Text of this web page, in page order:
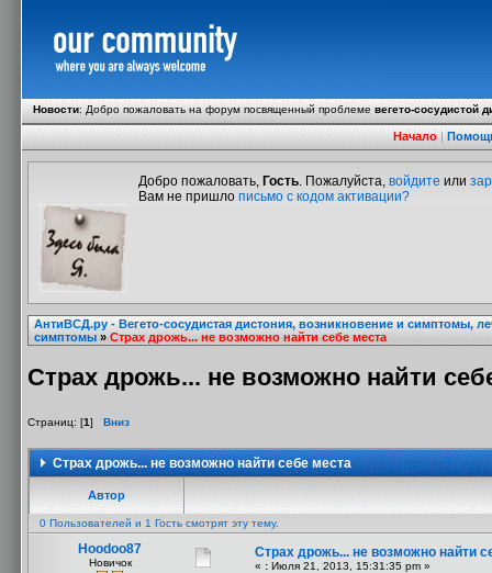
Новости:Добро пожаловать на форум посвященный проблемевегето-сосудистой
Начало|
Добро пожаловать, Гость. Пожалуйста, войдите или
Вам не пришло письмо с кодом активации?
АнтиВСД.ру - Вегето-сосудистая дистония, возникновение и симптомы,
симптомы»Страх дрожь... не возможно найти себе места
Страх дрожь... не возможно найти
Страниц: [1] Вниз
Страх дрожь... не возможно найти себе места
Автор
0 Пользователей и 1 Гость смотрят эту тему.
Hoodoo87
Новичок
Страх дрожь... не возможно найти
« : Июля 21, 2013, 15:31:35 pm »